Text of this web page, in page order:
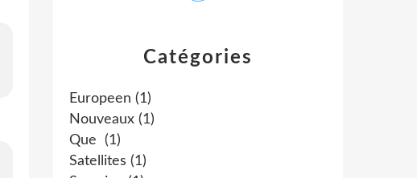
Catégories
Europeen (1)
Nouveaux (1)
Que
(1)
Satellites (1)